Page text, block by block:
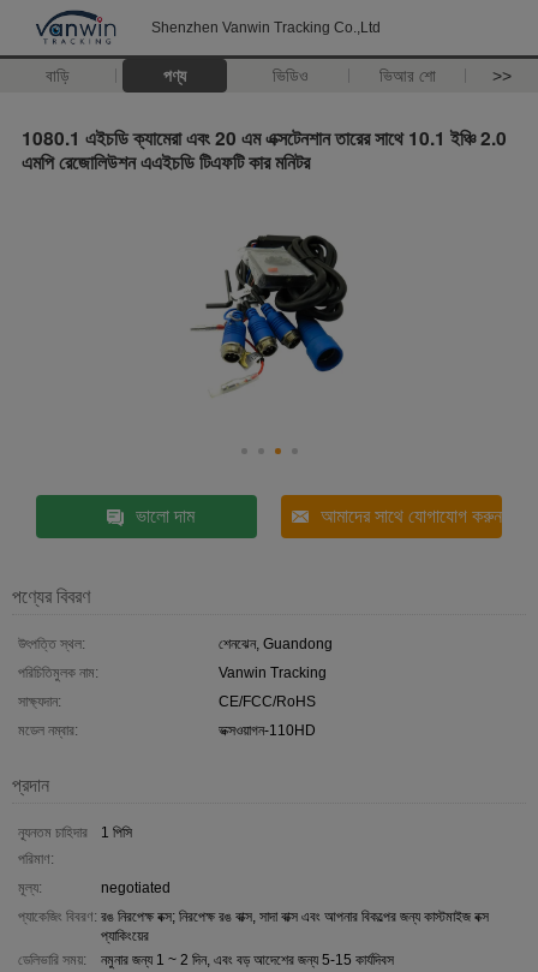
Shenzhen Vanwin Tracking Co.,Ltd
বাড়ি পণ্য ভিডিও ভিআর শো >>
1080.1 এইচডি ক্যামেরা এবং 20 এম এক্সটেনশান তারের সাথে 10.1 ইঞ্চি 2.0
এমপি রেজোলিউশন এএইচডি টিএফটি কার মনিটর
ভালো দাম আমাদের সাথে যোগাযোগ করুন
পণ্যের বিবরণ
উৎপত্তি স্থল:
শেনঝেন, Guandong
পরিচিতিমুলক নাম:
Vanwin Tracking
সাক্ষ্যদান:
CE/FCC/RoHS
মডেল নম্বার:
ভক্সওয়াগন-110HD
প্রদান
ন্যূনতম চাহিদার
পরিমাণ:
1 পিসি
মূল্য:
negotiated
প্যাকেজিং বিবরণ: রঙ নিরপেক্ষ বক্স; নিরপেক্ষ রঙ বাক্স, সাদা বাক্স এবং আপনার বিকল্পের জন্য কাস্টমাইজ বক্স
প্যাকিংয়ের
ডেলিভারি সময়:
নমুনার জন্য 1 ~ 2 দিন, এবং বড় আদেশের জন্য 5-15 কার্যদিবস